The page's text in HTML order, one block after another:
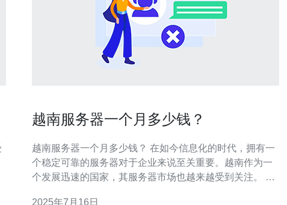
越南服务器一个月多少钱？
越南服务器一个月多少钱？ 在如今信息化的时代，拥有一
个稳定可靠的服务器对于企业来说至关重要。越南作为一
个发展迅速的国家，其服务器市场也越来越受到关注。 越
2025年7月16日